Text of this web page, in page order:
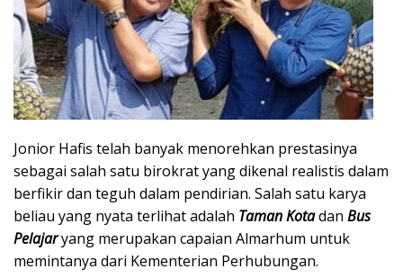
Jonior Hafis telah banyak menorehkan prestasinya
sebagai salah satu birokrat yang dikenal realistis dalam
berfikir dan teguh dalam pendirian. Salah satu karya
beliau yang nyata terlihat adalah Taman Kotadan Bus
Pelajaryang merupakan capaian Almarhum untuk
memintanya dari Kementerian Perhubungan.